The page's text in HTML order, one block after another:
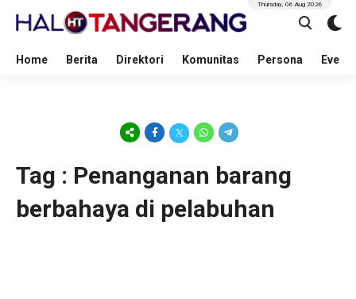
Home Berita Direktori Komunitas Persona Event
Thursday, 06 Aug 2026
Tag : Penanganan barang
berbahaya di pelabuhan